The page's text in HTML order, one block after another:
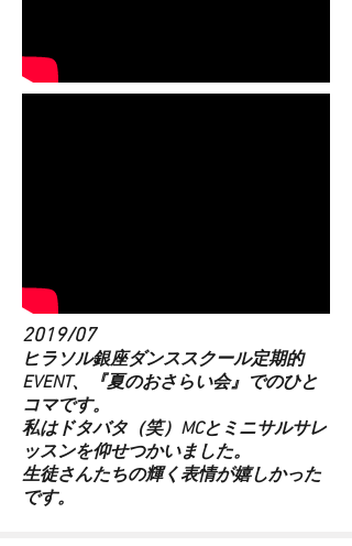
2019/07
​ヒラソル銀座ダンススクール定期的
EVENT、『夏のおさらい会』でのひと
コマです。
私はドタバタ（笑）MCとミニサルサレ
ッスンを仰せつかいました。
​生徒さんたちの輝く表情が嬉しかった
です。